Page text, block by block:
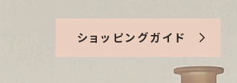
ショッピングガイド